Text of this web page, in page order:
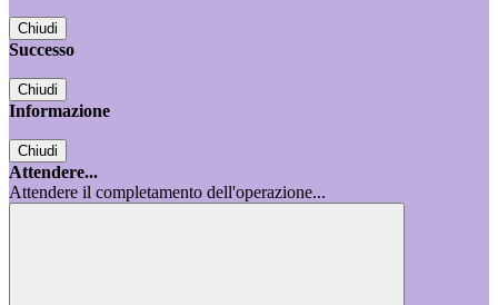
Chiudi
Successo
Chiudi
Informazione
Chiudi
Attendere...
Attendere il completamento dell'operazione...